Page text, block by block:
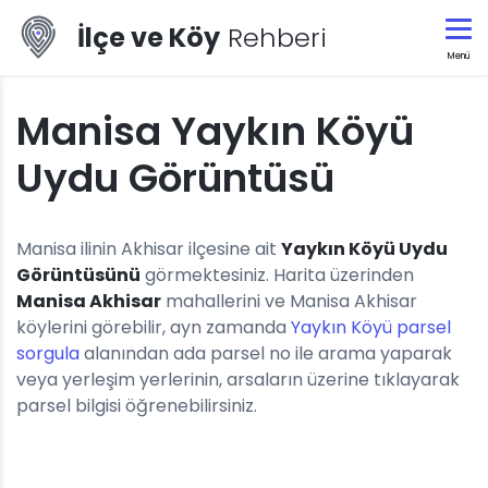
İlçe ve Köy Rehberi
Menü
Manisa Yaykın Köyü
Uydu Görüntüsü
Manisa ilinin Akhisar ilçesine ait Yaykın Köyü Uydu
Görüntüsünü görmektesiniz. Harita üzerinden
Manisa Akhisar mahallerini ve Manisa Akhisar
köylerini görebilir, ayn zamanda Yaykın Köyü parsel
sorgulaalanından ada parsel no ile arama yaparak
veya yerleşim yerlerinin, arsaların üzerine tıklayarak
parsel bilgisi öğrenebilirsiniz.